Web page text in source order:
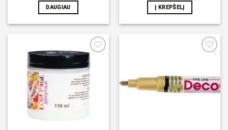
DAUGIAU Į KREPŠELĮ
Noriu! Noriu!